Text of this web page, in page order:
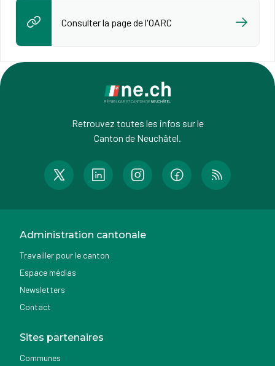
Consulter la page de l'OARC
Retrouvez toutes les infos sur le
Canton de Neuchâtel.
Administration cantonale
Travailler pour le canton
Espace médias
Newsletters
Contact
Sites partenaires
Communes